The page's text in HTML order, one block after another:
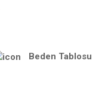
Beden Tablosu